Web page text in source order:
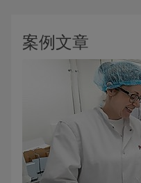
案例文章